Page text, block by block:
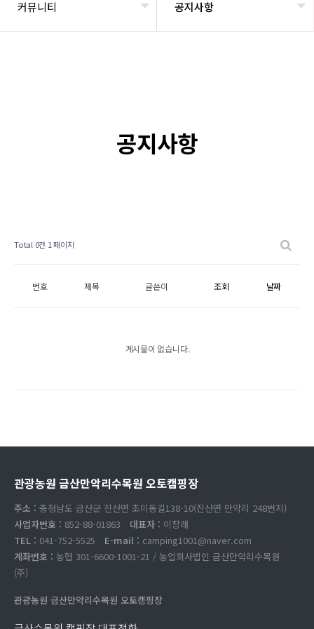
커뮤니티 공지사항
공지사항
Total 0건 1 페이지
번호 제목 글쓴이 조회 날짜
게시물이 없습니다.
관광농원 금산만악리수목원 오토캠핑장
주소 : 충청남도 금산군 진산면 초미동길138-10(진산면 만악리 248번지)
사업자번호 : 852-88-01863 대표자 : 이창래
TEL : 041-752-5525 E-mail : camping1001@naver.com
계좌번호 : 농협 301-6600-1001-21 / 농업회사법인 금산만악리수목원
(주)
관광농원 금산만악리수목원 오토캠핑장